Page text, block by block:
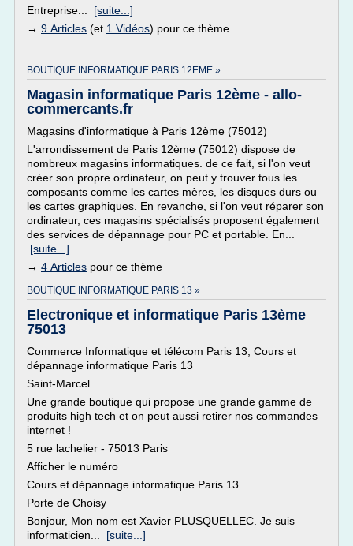
Entreprise... [suite...]
→ 9 Articles (et 1 Vidéos) pour ce thème
BOUTIQUE INFORMATIQUE PARIS 12EME »
Magasin informatique Paris 12ème - allo-
commercants.fr
Magasins d'informatique à Paris 12ème (75012)
L'arrondissement de Paris 12ème (75012) dispose de
nombreux magasins informatiques. de ce fait, si l'on veut
créer son propre ordinateur, on peut y trouver tous les
composants comme les cartes mères, les disques durs ou
les cartes graphiques. En revanche, si l'on veut réparer son
ordinateur, ces magasins spécialisés proposent également
des services de dépannage pour PC et portable. En...
[suite...]
→ 4 Articles pour ce thème
BOUTIQUE INFORMATIQUE PARIS 13 »
Electronique et informatique Paris 13ème
75013
Commerce Informatique et télécom Paris 13, Cours et
dépannage informatique Paris 13
Saint-Marcel
Une grande boutique qui propose une grande gamme de
produits high tech et on peut aussi retirer nos commandes
internet !
5 rue lachelier - 75013 Paris
Afficher le numéro
Cours et dépannage informatique Paris 13
Porte de Choisy
Bonjour, Mon nom est Xavier PLUSQUELLEC. Je suis
informaticien... [suite...]